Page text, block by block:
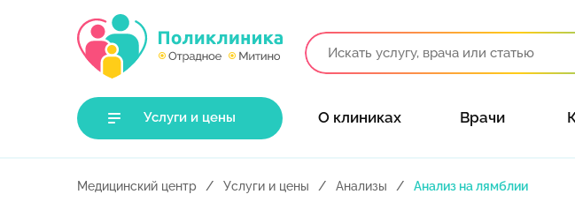
Услуги и цены О клиниках Врачи
Медицинский центр Услуги и цены Анализы Анализ на лямблии